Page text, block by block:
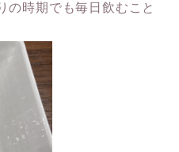
の時期でも毎日飲むこと